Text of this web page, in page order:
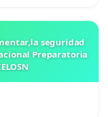
SE NEGOCIA!
POR LA LIBERTAD.
seguridad
Preparatoria